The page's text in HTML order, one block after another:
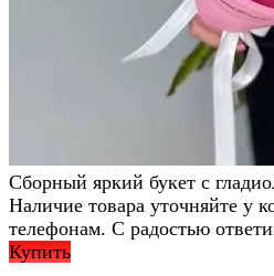
Сборный яркий букет с
Наличие товара уточняйте у
телефонам. С радостью
Купить